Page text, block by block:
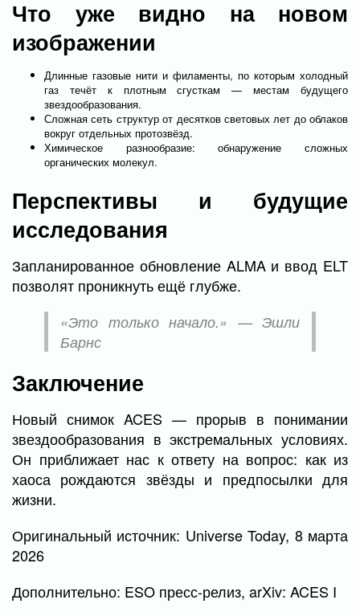
Что уже видно на новом
изображении
Длинные газовые нити и филаменты, по которым холодный
газ течёт к плотным сгусткам — местам будущего
звездообразования.
Сложная сеть структур от десятков световых лет до облаков
вокруг отдельных протозвёзд.
Химическое разнообразие: обнаружение сложных
органических молекул.
Перспективы и будущие
исследования
Запланированное обновление ALMA и ввод ELT
позволят проникнуть ещё глубже.
«Это только начало.» — Эшли
Барнс
Заключение
Новый снимок ACES — прорыв в понимании
звездообразования в экстремальных условиях.
Он приближает нас к ответу на вопрос: как из
хаоса рождаются звёзды и предпосылки для
жизни.
Оригинальный источник: Universe Today, 8 марта
2026
Дополнительно: ESO пресс-релиз, arXiv: ACES I